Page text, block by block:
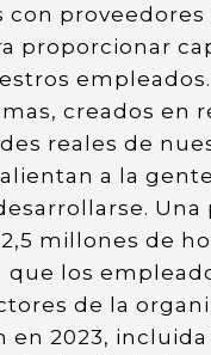
con proveedores
proporcionar
creados en
reales de
a la
Una
millones de
que los
de la
en 2023, incluida